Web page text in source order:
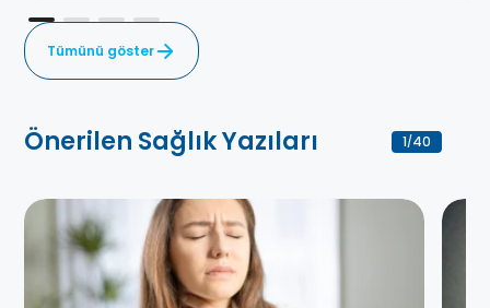
Tümünü göster
Önerilen Sağlık Yazıları 1/40